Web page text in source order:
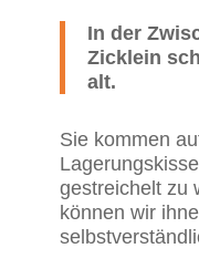
In der
Zicklein
alt.
Sie kommen
gestreichelt zu
können wir